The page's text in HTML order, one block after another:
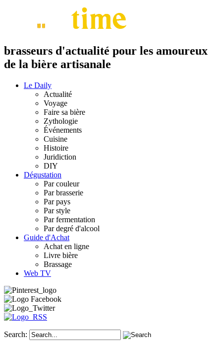
brasseurs d'actualité pour les amoureux
de la bière artisanale
Le Daily
Actualité
Voyage
Faire sa bière
Zythologie
Événements
Cuisine
Histoire
Juridiction
DIY
Dégustation
Par couleur
Par brasserie
Par pays
Par style
Par fermentation
Par degré d'alcool
Guide d'Achat
Achat en ligne
Livre bière
Brassage
Web TV
Search: